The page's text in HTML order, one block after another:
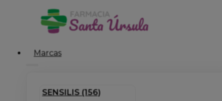
Marcas
SENSILIS (156)